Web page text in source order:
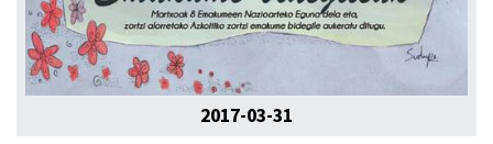
2017-03-31